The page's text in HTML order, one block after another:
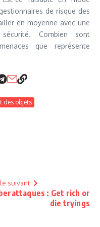
de risque des
en moyenne avec une
Combien sont
que représente
des objets
suivant
: Get rich or
die tryings